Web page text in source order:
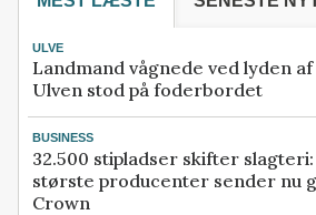
ULVE
Landmand vågnede ved lyden
Ulven stod på foderbordet
BUSINESS
32.500 stipladser skifter
største producenter sender nu
Crown